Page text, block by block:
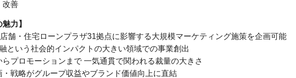
改善
力】
店舗・住宅ローンプラザ31拠点に影響する大規模マーケティング施策を企画可能
という社会的インパクトの大きい領域での事業創出
らプロモーションまで 一気通貫で関われる裁量の大きさ
・戦略がグループ収益やブランド価値向上に直結